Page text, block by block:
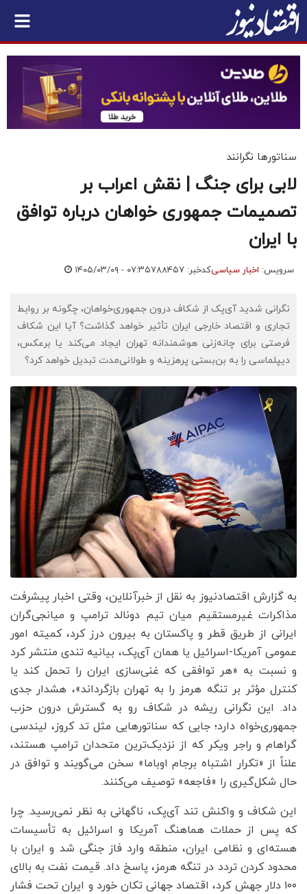
سناتورها نگرانند
لابی برای جنگ | نقش اعراب بر
تصمیمات جمهوری خواهان درباره توافق
با ایران
سرویس: اخبار سیاسیکدخبر: ۷۸۸۴۵۷ ۱۴۰۵/۰۳/۰۹ - ۰۷:۳۵
نگرانی شدید آی‌پک از شکاف درون جمهوری‌خواهان، چگونه بر روابط
تجاری و اقتصاد خارجی ایران تأثیر خواهد گذاشت؟ آیا این شکاف
فرصتی برای چانه‌زنی هوشمندانه تهران ایجاد می‌کند یا برعکس،
دیپلماسی را به بن‌بستی پرهزینه و طولانی‌مدت تبدیل خواهد کرد؟
به گزارش اقتصادنیوز به نقل از خبرآنلاین، وقتی اخبار پیشرفت
مذاکرات غیرمستقیم میان تیم دونالد ترامپ و میانجی‌گران
ایرانی از طریق قطر و پاکستان به بیرون درز کرد، کمیته امور
عمومی آمریکا-اسرائیل یا همان آی‌پک، بیانیه‌ تندی منتشر کرد
و نسبت به «هر توافقی که غنی‌سازی ایران را تحمل کند یا
کنترل مؤثر بر تنگه هرمز را به تهران بازگرداند»، هشدار جدی
داد. این نگرانی ریشه در شکاف رو به گسترش درون حزب
جمهوری‌خواه دارد؛ جایی که سناتورهایی مثل تد کروز، لیندسی
گراهام و راجر ویکر که از نزدیک‌ترین متحدان ترامپ هستند،
علناً از «تکرار اشتباه برجام اوباما» سخن می‌گویند و توافق در
حال شکل‌گیری را «فاجعه» توصیف می‌کنند.
این شکاف و واکنش تند آی‌پک، ناگهانی به نظر نمی‌رسید. چرا
که پس از حملات هماهنگ آمریکا و اسرائیل به تأسیسات
هسته‌ای و نظامی ایران، منطقه وارد فاز جنگی شد و ایران با
محدود کردن تردد در تنگه هرمز، پاسخ داد. قیمت نفت به بالای
۱۰۰ دلار جهش کرد، اقتصاد جهانی تکان خورد و ایران تحت فشار